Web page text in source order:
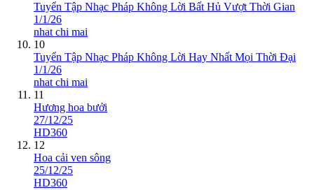
Tuyển Tập Nhạc Pháp Không Lời Bất Hủ Vượt Thời Gian
1/1/26
nhat chi mai
10
Tuyển Tập Nhạc Pháp Không Lời Hay Nhất Mọi Thời Đại
1/1/26
nhat chi mai
11
Hương hoa bưởi
27/12/25
HD360
12
Hoa cải ven sông
25/12/25
HD360